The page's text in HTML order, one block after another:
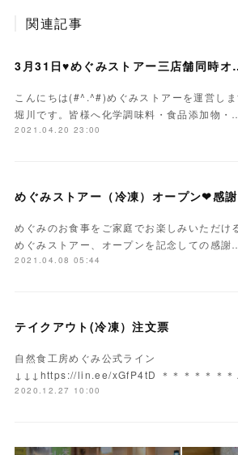
関連記事
3月31日♥め
こんにちは(#^.^#)めぐみストアーを運営しま
堀川です。皆様へ化学調味料・食品添加物・
2021.04.20 23:00
めぐみのお食事をご家庭でお楽しみいただけ
めぐみストアー、オープンを記念しての感謝
2021.04.08 05:44
テイクアウト(冷凍）注文票
自然食工房めぐみ公式ライン
↓↓↓https://lin.ee/xGfP4tD ＊＊＊＊＊＊
2020.12.27 10:00